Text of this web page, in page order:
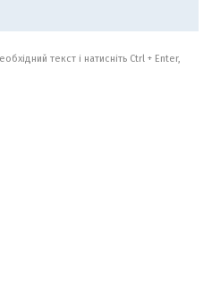
текст і натисніть Ctrl + Enter,